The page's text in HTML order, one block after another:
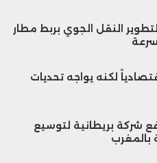
النقل الجوي بربط مطار
لكنه يواجه تحديات
شركة بريطانية لتوسيع
بالمغرب